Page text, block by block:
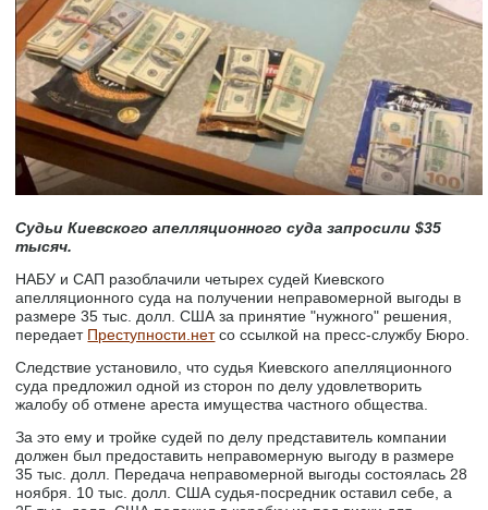
Судьи Киевского апелляционного суда запросили $35
тысяч.
НАБУ и САП разоблачили четырех судей Киевского
апелляционного суда на получении неправомерной выгоды в
размере 35 тыс. долл. США за принятие "нужного" решения,
передает Преступности.нетсо ссылкой на пресс-службу Бюро.
Следствие установило, что судья Киевского апелляционного
суда предложил одной из сторон по делу удовлетворить
жалобу об отмене ареста имущества частного общества.
За это ему и тройке судей по делу представитель компании
должен был предоставить неправомерную выгоду в размере
35 тыс. долл. Передача неправомерной выгоды состоялась 28
ноября. 10 тыс. долл. США судья-посредник оставил себе, а